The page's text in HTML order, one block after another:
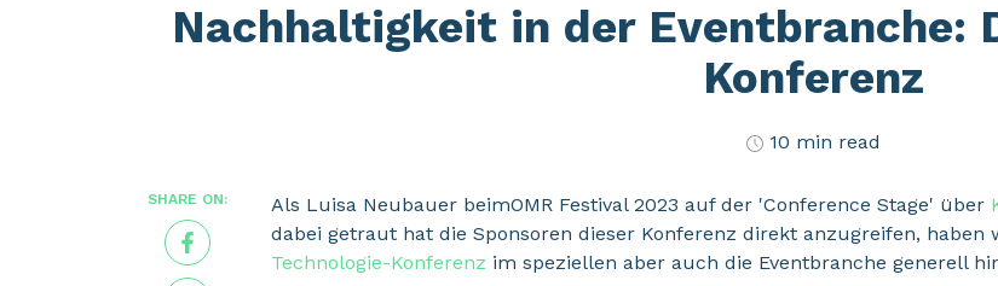
Nachhaltigkeit in der Eventbranche:
Konferenz
10 min read
SHARE ON: Als Luisa Neubauer beimOMR Festival 2023 auf der 'Conference Stage' über
dabei getraut hat die Sponsoren dieser Konferenz direkt anzugreifen, haben
Technologie-Konferenz im speziellen aber auch die Eventbranche generell